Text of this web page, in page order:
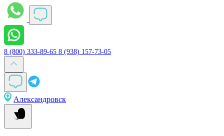
8 (800) 333-89-65 8 (938) 157-73-05
Александровск